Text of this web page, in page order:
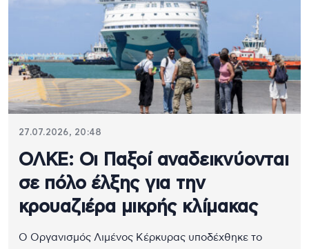
27.07.2026, 20:48
ΟΛΚΕ: Οι Παξοί αναδεικνύονται
σε πόλο έλξης για την
κρουαζιέρα μικρής κλίμακας
Ο Οργανισμός Λιμένος Κέρκυρας υποδέχθηκε το